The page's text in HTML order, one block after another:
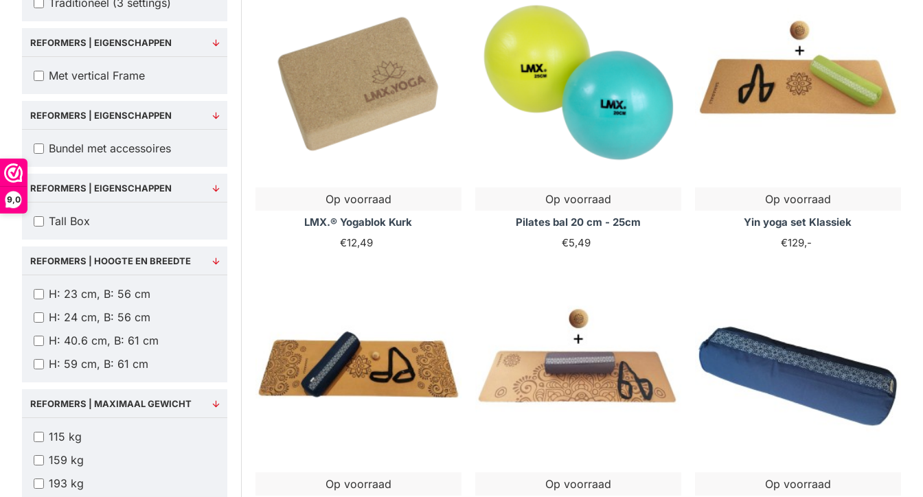
9,0
Traditioneel (3 settings)
REFORMERS | EIGENSCHAPPEN
Met vertical Frame
REFORMERS | EIGENSCHAPPEN
Bundel met accessoires
REFORMERS | EIGENSCHAPPEN
Tall Box
REFORMERS | HOOGTE EN BREEDTE
H: 23 cm, B: 56 cm
H: 24 cm, B: 56 cm
H: 40.6 cm, B: 61 cm
H: 59 cm, B: 61 cm
REFORMERS | MAXIMAAL GEWICHT
115 kg
159 kg
193 kg
graag verder om de juiste keuze te maken voor jouw fitnessdoelen.
Op voorraad
LMX.® Yogablok Kurk
€12,49
Op voorraad
Pilates bal 20 cm - 25cm
€5,49
Op voorraad
Yin yoga set Klassiek
€129,-
Op voorraad Op voorraad Op voorraad